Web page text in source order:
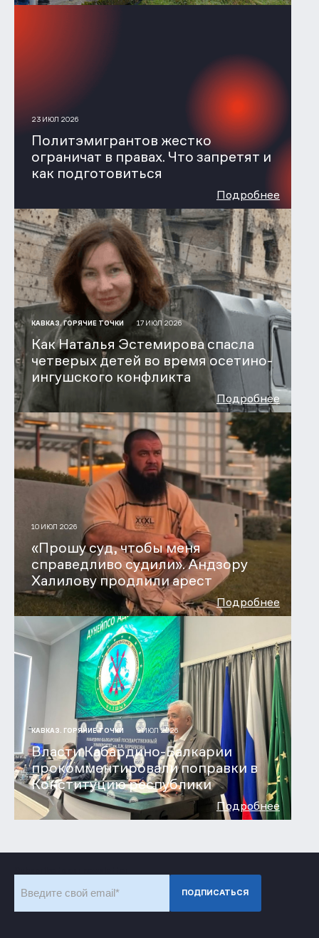
23 ИЮЛ 2026
Политэмигрантов жестко
ограничат в правах. Что запретят и
как подготовиться
Подробнее
КАВКАЗ. ГОРЯЧИЕ ТОЧКИ 17 ИЮЛ 2026
Как Наталья Эстемирова спасла
четверых детей во время осетино-
ингушского конфликта
Подробнее
10 ИЮЛ 2026
«Прошу суд, чтобы меня
справедливо судили». Андзору
Халилову продлили арест
Подробнее
КАВКАЗ. ГОРЯЧИЕ ТОЧКИ 9 ИЮЛ 2026
Власти Кабардино-Балкарии
прокомментировали поправки в
Конституцию республики
Подробнее
ПОДПИСАТЬСЯ